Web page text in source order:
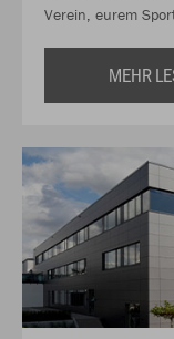
Verein, eurem
MEHR